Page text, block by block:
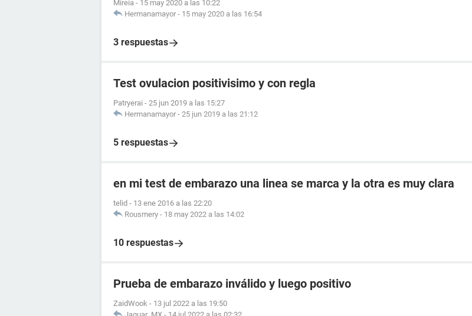
Mireia - 15 may 2020 a las 10:22
Hermanamayor - 15 may 2020 a las 16:54
3 respuestas
Test ovulacion positivisimo y con regla
Patryerai - 25 jun 2019 a las 15:27
Hermanamayor - 25 jun 2019 a las 21:12
5 respuestas
en mi test de embarazo una linea se marca y la otra es muy clara
telid - 13 ene 2016 a las 22:20
Rousmery - 18 may 2022 a las 14:02
10 respuestas
Prueba de embarazo inválido y luego positivo
ZaidWook - 13 jul 2022 a las 19:50